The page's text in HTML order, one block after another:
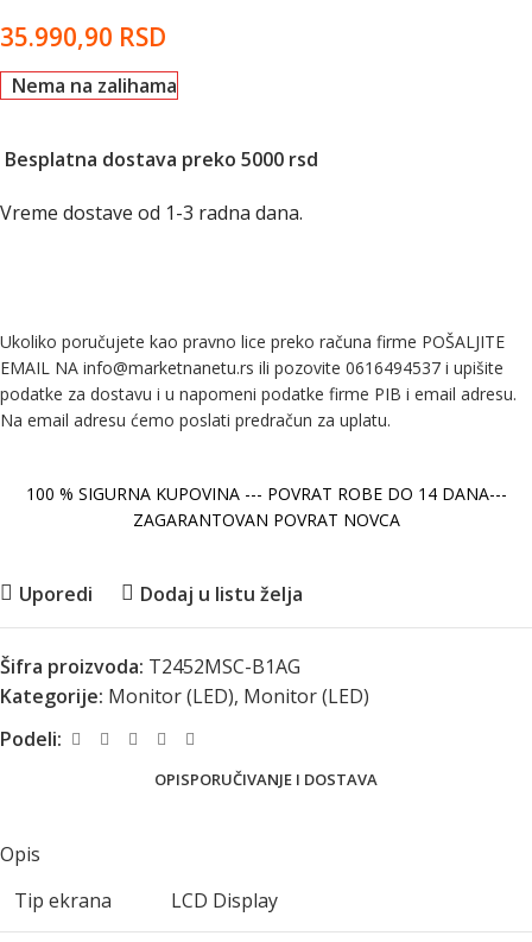
35.990,90 RSD
Nema na zalihama
Besplatna dostava preko 5000 rsd
Vreme dostave od 1-3 radna dana.
Ukoliko poručujete kao pravno lice preko računa firme POŠALJITE
EMAIL NA info@marketnanetu.rs ili pozovite 0616494537 i upišite
podatke za dostavu i u napomeni podatke firme PIB i email adresu.
Na email adresu ćemo poslati predračun za uplatu.
100 % SIGURNA KUPOVINA --- POVRAT ROBE DO 14 DANA---
ZAGARANTOVAN POVRAT NOVCA
Uporedi Dodaj u listu želja
Šifra proizvoda: T2452MSC-B1AG
Kategorije: Monitor (LED), Monitor (LED)
Podeli:
OPISPORUČIVANJE I DOSTAVA
Opis
Tip ekrana
LCD Display